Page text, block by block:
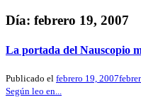
Día: febrero 19, 2007
La portada del Nauscopio
Publicado el febrero 19, 2007
Según leo en...